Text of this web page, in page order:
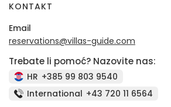
KONTAKT
Email
reservations@villas-guide.com
Trebate li pomoć? Nazovite nas:
HR +385 99 803 9540
International +43 720 11 6564